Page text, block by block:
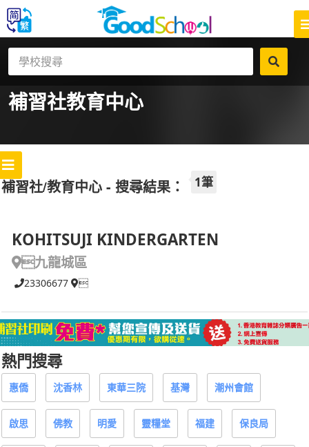
補習社教育中心
補習社/教育中心 - 搜尋結果： 1筆
KOHITSUJI KINDERGARTEN
九龍城區
23306677 
熱門搜尋
惠僑 沈香林 東華三院 基灣 潮州會館
啟思 佛教 明愛 靈糧堂 福建 保良局